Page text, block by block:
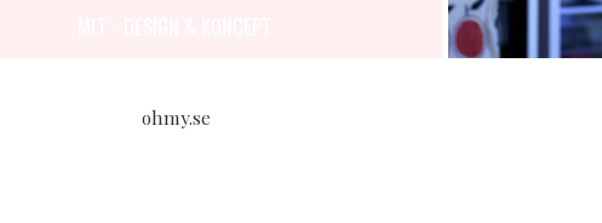
ohmy.se